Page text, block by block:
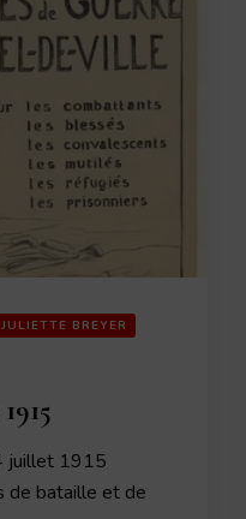
JULIETTE BREYER
juillet 1915
bataille et de